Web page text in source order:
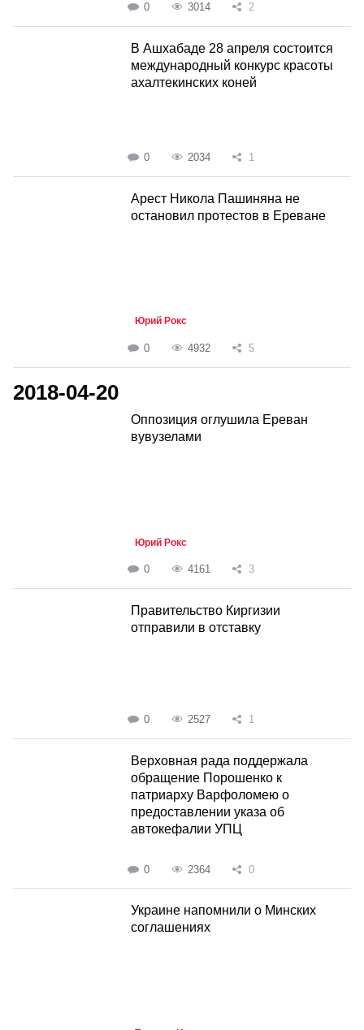
0 3014 2
В Ашхабаде 28 апреля состоится
международный конкурс красоты
ахалтекинских коней
0 2034 1
Арест Никола Пашиняна не
остановил протестов в Ереване
Юрий Рокс
0 4932 5
2018-04-20
Оппозиция оглушила Ереван
вувузелами
Юрий Рокс
0 4161 3
Правительство Киргизии
отправили в отставку
0 2527 1
Верховная рада поддержала
обращение Порошенко к
патриарху Варфоломею о
предоставлении указа об
автокефалии УПЦ
0 2364 0
Украине напомнили о Минских
соглашениях